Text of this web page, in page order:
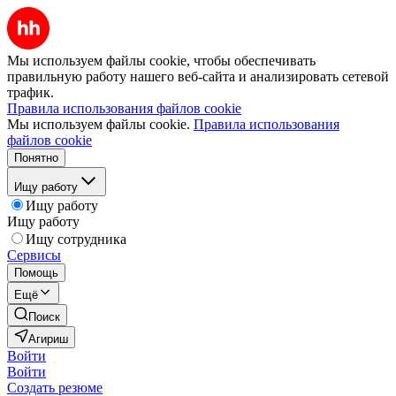
Мы используем файлы cookie, чтобы обеспечивать
правильную работу нашего веб-сайта и анализировать сетевой
трафик.
Правила использования файлов cookie
Мы используем файлы cookie. Правила использования
файлов cookie
Понятно
Ищу работу
Ищу работу
Ищу работу
Ищу сотрудника
Сервисы
Помощь
Ещё
Поиск
Агириш
Войти
Войти
Создать резюме